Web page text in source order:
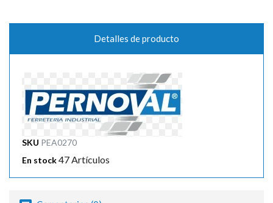
Detalles de producto
SKU PEA0270
En stock47 Artículos